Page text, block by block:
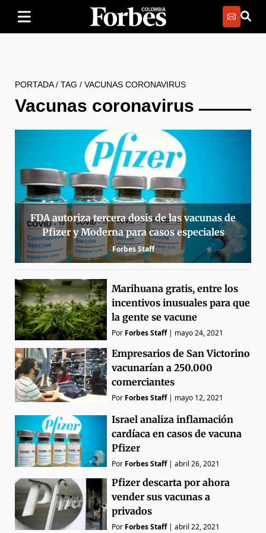
PORTADA/ TAG / VACUNAS CORONAVIRUS
Vacunas coronavirus
FDA autoriza tercera dosis de las vacunas de
Pfizer y Moderna para casos especiales
Forbes Staff
Marihuana gratis, entre los
incentivos inusuales para que
la gente se vacune
Por Forbes Staff| mayo 24, 2021
Empresarios de San Victorino
vacunarían a 250.000
comerciantes
Por Forbes Staff| mayo 12, 2021
Israel analiza inflamación
cardíaca en casos de vacuna
Pfizer
Por Forbes Staff|abril 26, 2021
Pfizer descarta por ahora
vender sus vacunas a
privados
Por Forbes Staff|abril 22, 2021